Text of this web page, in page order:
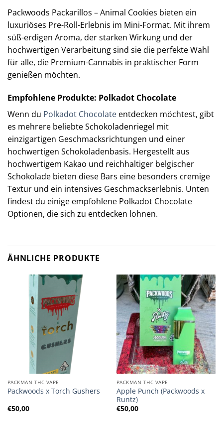
Packwoods Packarillos – Animal Cookies bieten ein
luxuriöses Pre-Roll-Erlebnis im Mini-Format. Mit ihrem
süß-erdigen Aroma, der starken Wirkung und der
hochwertigen Verarbeitung sind sie die perfekte Wahl
für alle, die Premium-Cannabis in praktischer Form
genießen möchten.
Empfohlene Produkte: Polkadot Chocolate
Wenn du Polkadot Chocolate entdecken möchtest, gibt
es mehrere beliebte Schokoladenriegel mit
einzigartigen Geschmacksrichtungen und einer
hochwertigen Schokoladenbasis. Hergestellt aus
hochwertigem Kakao und reichhaltiger belgischer
Schokolade bieten diese Bars eine besonders cremige
Textur und ein intensives Geschmackserlebnis. Unten
findest du einige empfohlene Polkadot Chocolate
Optionen, die sich zu entdecken lohnen.
ÄHNLICHE PRODUKTE
PACKMAN THC VAPE
Packwoods x Torch Gushers
€50,00
PACKMAN THC VAPE
Apple Punch (Packwoods x
Runtz)
€50,00